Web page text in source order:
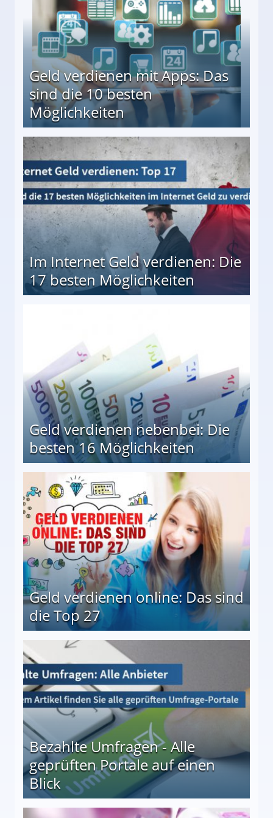
Geld verdienen mit Apps: Das
sind die 10 besten
Möglichkeiten
besten Möglichkeiten
Im Internet Geld verdienen: Die
17 besten Möglichkeiten
Geld verdienen nebenbei: Die
besten 16 Möglichkeiten
Geld verdienen online: Das sind
die Top 27
Bezahlte Umfragen - Alle
geprüften Portale auf einen
Blick
auf einen Blick